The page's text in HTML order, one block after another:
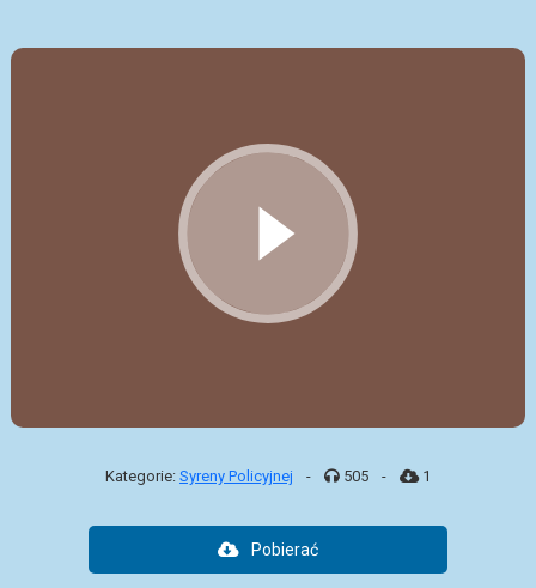
Kategorie: Syreny Policyjnej - 505 - 1
Pobierać